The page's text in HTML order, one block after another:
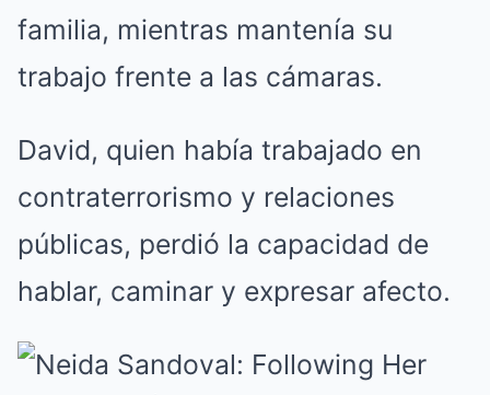
familia, mientras mantenía su
trabajo frente a las cámaras.
David, quien había trabajado en
contraterrorismo y relaciones
públicas, perdió la capacidad de
hablar, caminar y expresar afecto.